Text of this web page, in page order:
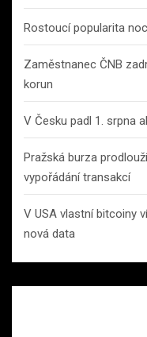
Rostoucí popularita
Zaměstnanec ČNB
korun
V Česku padl 1. srpna
Pražská burza
vypořádání transakcí
V USA vlastní bitcoiny
nová data